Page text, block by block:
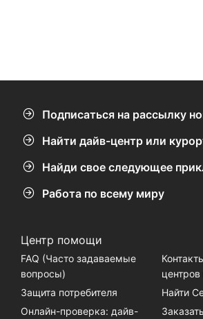
Подписаться на рассылку
Найти дайв-центр или
Найди свое следующее
Работа по всему миру
Центр помощи
FAQ (Часто задаваемые
вопросы)
Защита потребителя
Найти
Онлайн-проверка: дайв-